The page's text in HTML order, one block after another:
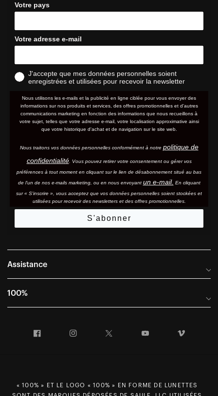
Votre pays
Votre adresse e-mail
J'accepte que mes données personnelles soient
enregistrées et utilisées pour recevoir la newsletter
Nous utilisons les e-mails et la publicité en ligne ciblée pour vous envoyer des
informations sur nos produits et services, des offres promotionnelles et d'autres
communications marketing en fonction des informations que nous recueillons à
votre sujet, telles que votre adresse e-mail, votre localisation approximative ainsi
que votre historique d'achat et de navigation sur le site web.
Nous traitons vos données personnelles conformément à notre politique de
confidentialité. Vous pouvez retirer votre consentement ou gérer vos
préférences à tout moment en cliquant sur le lien de désabonnement situé au bas
de l'un de nos e-mails marketing, ou en nous envoyant un e-mail. En cliquant
sur « S'inscrire », vous acceptez que vos données personnelles soient stockées et
utilisées pour recevoir des newsletters et des offres promotionnelles.
S'abonner
Assistance
Foire aux questions
Conditions générales de vente
100%
Informations sur l'entreprise
Facebook Instagram YouTube
« 100% » ET LE LOGO « 100% » EN FORME DE LUNETTES